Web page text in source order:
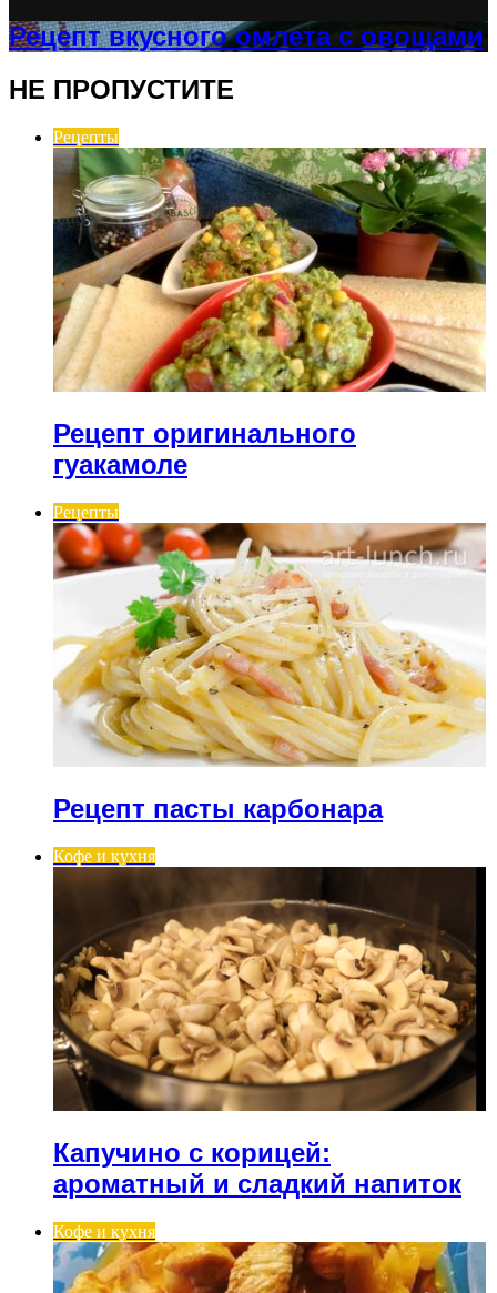
Рецепт вкусного омлета с овощами
НЕ ПРОПУСТИТЕ
Рецепты
Рецепт оригинального
гуакамоле
Рецепты
Рецепт пасты карбонара
Кофе и кухня
Капучино с корицей:
ароматный и сладкий напиток
Кофе и кухня